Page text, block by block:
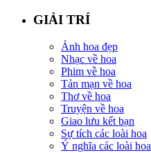
GIẢI TRÍ
Ảnh hoa đẹp
Nhạc về hoa
Phim về hoa
Tản mạn về hoa
Thơ về hoa
Truyện về hoa
Giao lưu kết bạn
Sự tích các loài hoa
Ý nghĩa các loài hoa